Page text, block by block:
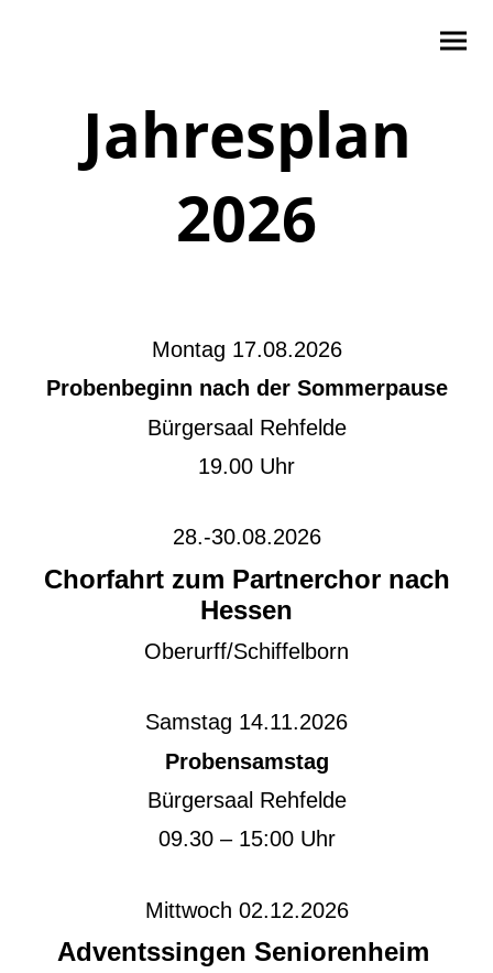
Jahresplan
2026
Montag 17.08.2026
Probenbeginn nach der Sommerpause
Bürgersaal Rehfelde
19.00 Uhr
28.-30.08.2026
Chorfahrt zum Partnerchor nach
Hessen
Oberurff/Schiffelborn
Samstag 14.11.2026
Probensamstag
Bürgersaal Rehfelde
09.30 – 15:00 Uhr
Mittwoch 02.12.2026
Adventssingen Seniorenheim